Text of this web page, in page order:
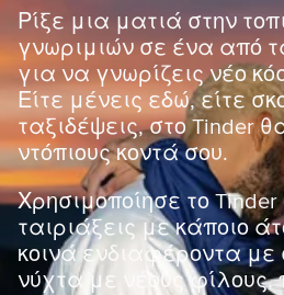
δ
α
T
i
n
d
e
r
Ρίξε μια ματιά στην
γνωριμιών σε ένα από
για να γνωρίζεις νέο
Είτε μένεις εδώ, είτε
ταξιδέψεις, στο Tinder
ντόπιους κοντά σου.
Χρησιμοποίησε το
ταιριάξεις με κάποιο
κοινά ενδιαφέροντα
νύχτα με νέους φίλους,